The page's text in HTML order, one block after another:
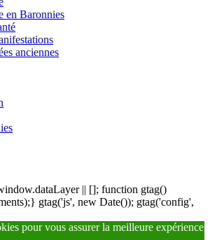
en Baronnies
anciennes
|| []; function gtag()
gtag('js', new Date()); gtag('config',
pour vous assurer la meilleure expérience